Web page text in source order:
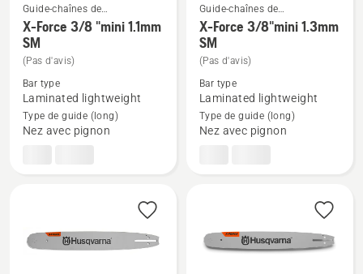
Voir
plus
de
détails
Guide-chaînes de
tronçonneuses
X-Force 3/8 "mini 1.1mm
SM
(Pas d'avis)
Bar type
Laminated lightweight
Type de guide (long)
Nez avec pignon
Voir
plus
de
détails
Guide-chaînes de
tronçonneuses
X-Force 3/8"mini 1.3mm
SM
(Pas d'avis)
Bar type
Laminated lightweight
Type de guide (long)
Nez avec pignon